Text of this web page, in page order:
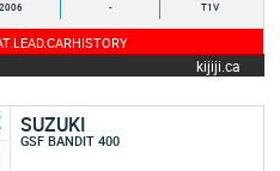
2006 - T1V
kijiji.ca
SUZUKI
GSF BANDIT 400